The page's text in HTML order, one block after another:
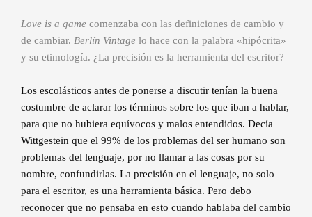
Love is a game comenzaba con las definiciones de cambio y
de cambiar. Berlín Vintage lo hace con la palabra «hipócrita»
y su etimología. ¿La precisión es la herramienta del escritor?
Los escolásticos antes de ponerse a discutir tenían la buena
costumbre de aclarar los términos sobre los que iban a hablar,
para que no hubiera equívocos y malos entendidos. Decía
Wittgestein que el 99% de los problemas del ser humano son
problemas del lenguaje, por no llamar a las cosas por su
nombre, confundirlas. La precisión en el lenguaje, no solo
para el escritor, es una herramienta básica. Pero debo
reconocer que no pensaba en esto cuando hablaba del cambio